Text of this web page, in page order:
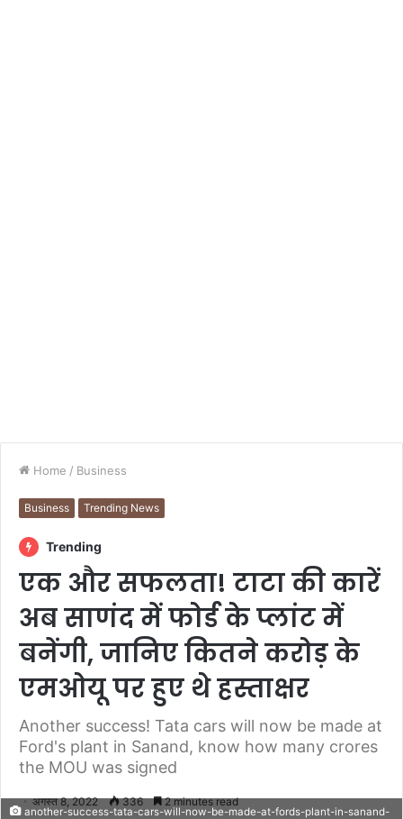
Home / Business
Business Trending News
Trending
एक और सफलता! टाटा की कारें
अब साणंद में फोर्ड के प्लांट में
बनेंगी, जानिए कितने करोड़ के
एमओयू पर हुए थे हस्ताक्षर
Another success! Tata cars will now be made at
Ford's plant in Sanand, know how many crores
the MOU was signed
अगस्त 8, 2022 336 2 minutes read
another-success-tata-cars-will-now-be-made-at-fords-plant-in-sanand-